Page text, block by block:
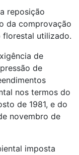
reposição
da comprovação
florestal utilizado.
de
de
nos termos do
de 1981, e do
novembro de
imposta